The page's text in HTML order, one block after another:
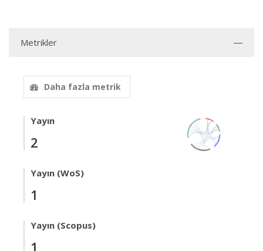
Metrikler
Daha fazla metrik
Yayın
2
Yayın (WoS)
1
Yayın (Scopus)
1